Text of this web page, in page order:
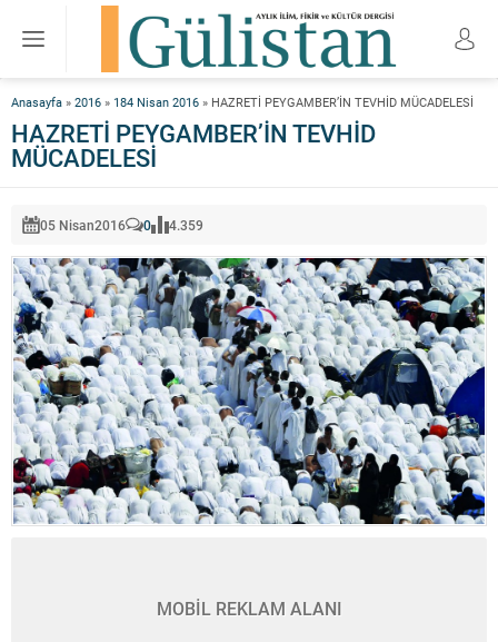
Anasayfa » 2016 » 184 Nisan 2016 » HAZRETİ PEYGAMBER’İN TEVHİD MÜCADELESİ
HAZRETİ PEYGAMBER’İN TEVHİD
MÜCADELESİ
05 Nisan2016 0 4.359
MOBİL REKLAM ALANI